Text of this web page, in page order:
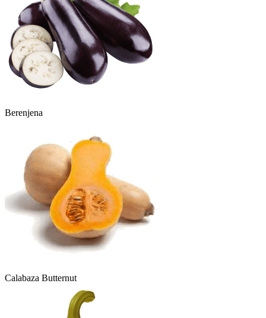
Berenjena
Calabaza Butternut